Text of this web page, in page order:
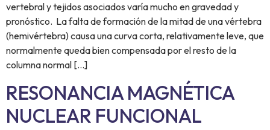
vertebral y tejidos asociados varía mucho en gravedad y
pronóstico. La falta de formación de la mitad de una vértebra
(hemivértebra) causa una curva corta, relativamente leve, que
normalmente queda bien compensada por el resto de la
columna normal […]
RESONANCIA MAGNÉTICA
NUCLEAR FUNCIONAL